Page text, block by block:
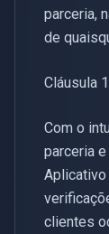
parceria,
de
Cláusula
Com o
parceria
clientes